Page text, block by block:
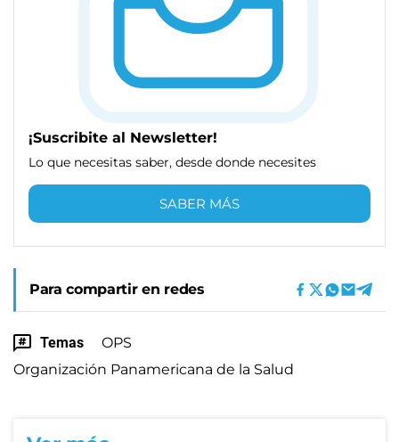
¡Suscribite al Newsletter!
Lo que necesitas saber, desde donde necesites
SABER MÁS
Para compartir en redes
Temas
OPS
Organización Panamericana de la Salud